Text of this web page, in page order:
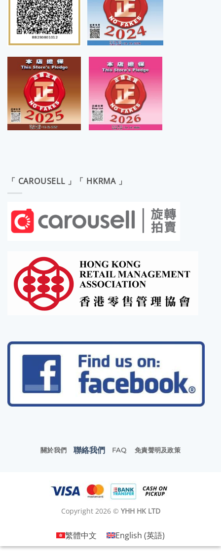
「 CAROUSELL 」「 HKRMA 」
關於我們 聯絡我們 FAQ 免責聲明及政策
Copyright 2026 © YHH HK LTD
繁體中文 English (英語)